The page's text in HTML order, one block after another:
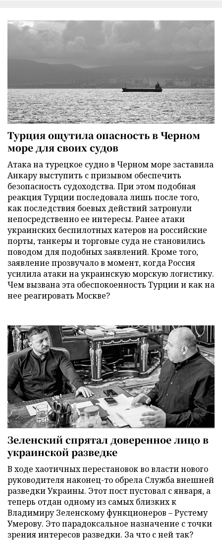
Турция ощутила опасность в Черном
море для своих судов
Атака на турецкое судно в Черном море заставила
Анкару выступить с призывом обеспечить
безопасность судоходства. При этом подобная
реакция Турции последовала лишь после того,
как последствия боевых действий затронули
непосредственно ее интересы. Ранее атаки
украинских беспилотных катеров на российские
порты, танкеры и торговые суда не становились
поводом для подобных заявлений. Кроме того,
заявление прозвучало в момент, когда Россия
усилила атаки на украинскую морскую логистику.
Чем вызвана эта обеспокоенность Турции и как на
нее реагировать Москве?
Зеленский спрятал доверенное лицо в
украинской разведке
В ходе хаотичных перестановок во власти нового
руководителя наконец-то обрела Служба внешней
разведки Украины. Этот пост пустовал с января, а
теперь отдан одному из самых близких к
Владимиру Зеленскому функционеров – Рустему
Умерову. Это парадоксальное назначение с точки
зрения интересов разведки. За что с ней так?